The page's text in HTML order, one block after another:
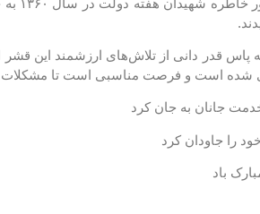
پاس قدر دانی از تلاش‌های ارزشمند این قشر
شده است و فرصت مناسبی است تا
جانان به جان کرد
را جاودان کرد
باد